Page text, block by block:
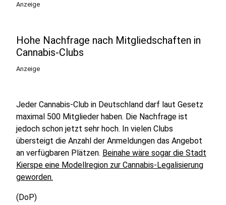
Anzeige
Hohe Nachfrage nach Mitgliedschaften in
Cannabis-Clubs
Anzeige
Jeder Cannabis-Club in Deutschland darf laut Gesetz
maximal 500 Mitglieder haben. Die Nachfrage ist
jedoch schon jetzt sehr hoch. In vielen Clubs
übersteigt die Anzahl der Anmeldungen das Angebot
an verfügbaren Plätzen. Beinahe wäre sogar die Stadt
Kierspe eine Modellregion zur Cannabis-Legalisierung
geworden.
(DoP)